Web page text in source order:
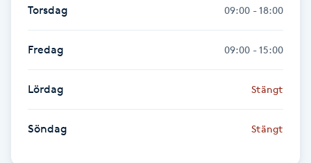
Hypnos
Hårborttagning
Hårbottenbehandling
Torsdag 09:00 - 18:00
Fredag 09:00 - 15:00
Lördag Stängt
Söndag Stängt